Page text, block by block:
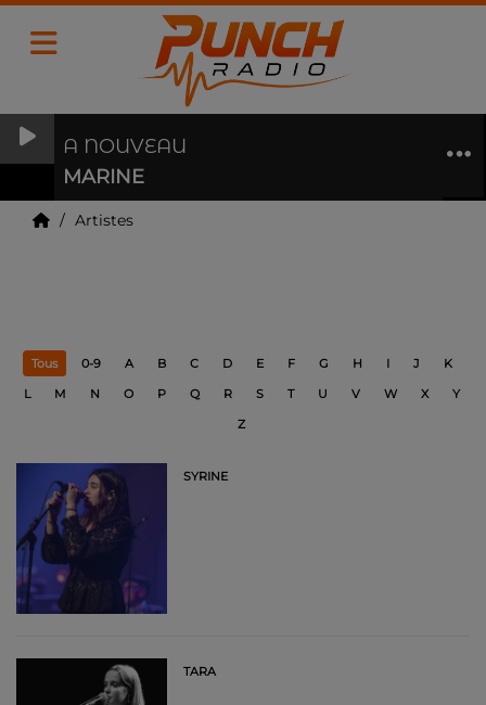
A NOUVEAU
MARINE
Artistes
Tous 0-9 A B C D E F G H I J
K
L
M N O P Q R S T U V W X
Y
Z
SYRINE
TARA